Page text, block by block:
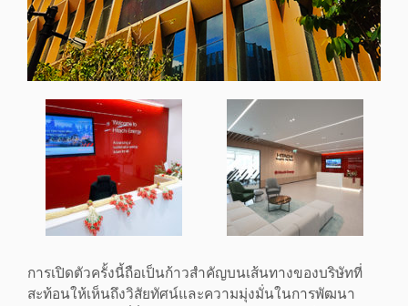
การเปิดตัวครั้งนี้ถือเป็นก้าวสำคัญบนเส้นทางของบริษัทที่
สะท้อนให้เห็นถึงวิสัยทัศน์และความมุ่งมั่นในการพัฒนา